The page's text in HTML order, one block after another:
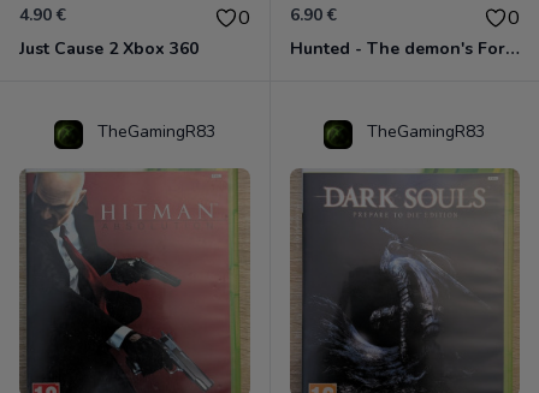
4.90 € 0
Just Cause 2 Xbox 360
6.90 € 0
Hunted - The demon's Forge Xbox 360 (Complet CIB)
TheGamingR83 TheGamingR83